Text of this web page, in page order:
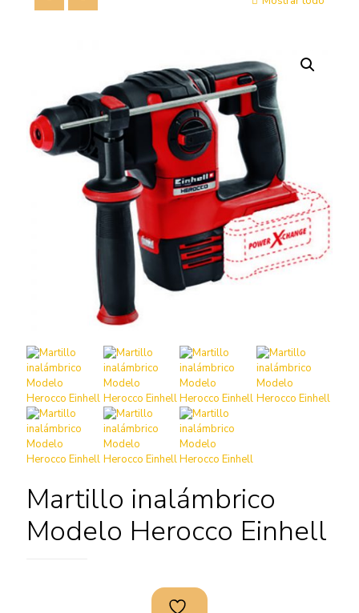
Martillo inalámbrico
Modelo Herocco Einhell